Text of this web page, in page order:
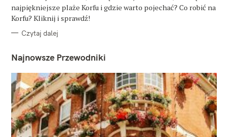
Inajpiękniejsze plaże Korfu i gdzie warto pojechać? Co robić na
Korfu? Kliknij i sprawdź!
Czytaj dalej
Najnowsze Przewodniki